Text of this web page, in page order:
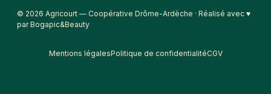
© 2026 Agricourt — Coopérative Drôme-Ardèche · Réalisé avec ♥
par Bogapic&Beauty
Mentions légalesPolitique de confidentialitéCGV